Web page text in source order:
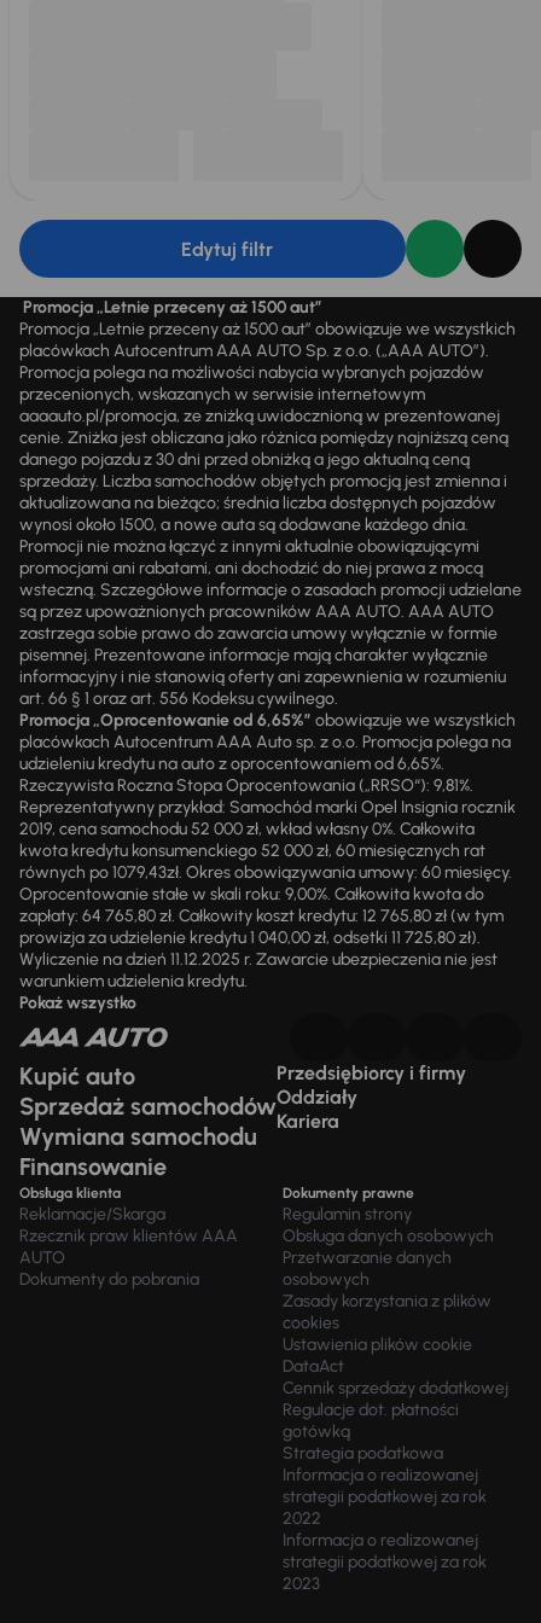
Edytuj filtr
Promocja „Letnie przeceny aż 1500 aut”
Promocja „Letnie przeceny aż 1500 aut” obowiązuje we wszystkich
placówkach Autocentrum AAA AUTO Sp. z o.o. („AAA AUTO”).
Promocja polega na możliwości nabycia wybranych pojazdów
przecenionych, wskazanych w serwisie internetowym
aaaauto.pl/promocja, ze zniżką uwidocznioną w prezentowanej
cenie. Zniżka jest obliczana jako różnica pomiędzy najniższą ceną
danego pojazdu z 30 dni przed obniżką a jego aktualną ceną
sprzedaży. Liczba samochodów objętych promocją jest zmienna i
aktualizowana na bieżąco; średnia liczba dostępnych pojazdów
wynosi około 1500, a nowe auta są dodawane każdego dnia.
Promocji nie można łączyć z innymi aktualnie obowiązującymi
promocjami ani rabatami, ani dochodzić do niej prawa z mocą
wsteczną. Szczegółowe informacje o zasadach promocji udzielane
są przez upoważnionych pracowników AAA AUTO. AAA AUTO
zastrzega sobie prawo do zawarcia umowy wyłącznie w formie
pisemnej. Prezentowane informacje mają charakter wyłącznie
informacyjny i nie stanowią oferty ani zapewnienia w rozumieniu
art. 66 § 1 oraz art. 556 Kodeksu cywilnego.
Promocja „Oprocentowanie od 6,65%” obowiązuje we wszystkich
placówkach Autocentrum AAA Auto sp. z o.o. Promocja polega na
udzieleniu kredytu na auto z oprocentowaniem od 6,65%.
Rzeczywista Roczna Stopa Oprocentowania („RRSO“): 9,81%.
Reprezentatywny przykład: Samochód marki Opel Insignia rocznik
2019, cena samochodu 52 000 zł, wkład własny 0%. Całkowita
kwota kredytu konsumenckiego 52 000 zł, 60 miesięcznych rat
równych po 1079,43zł. Okres obowiązywania umowy: 60 miesięcy.
Oprocentowanie stałe w skali roku: 9,00%. Całkowita kwota do
zapłaty: 64 765,80 zł. Całkowity koszt kredytu: 12 765,80 zł (w tym
prowizja za udzielenie kredytu 1 040,00 zł, odsetki 11 725,80 zł).
Wyliczenie na dzień 11.12.2025 r. Zawarcie ubezpieczenia nie jest
warunkiem udzielenia kredytu.
Pokaż wszystko
Kupić auto
Sprzedaż samochodów
Wymiana samochodu
Finansowanie
Przedsiębiorcy i firmy
Oddziały
Kariera
Obsługa klienta
Reklamacje/Skarga
Rzecznik praw klientów AAA
AUTO
Dokumenty do pobrania
Dokumenty prawne
Regulamin strony
Obsługa danych osobowych
Przetwarzanie danych
osobowych
Zasady korzystania z plików
cookies
Ustawienia plików cookie
DataAct
Cennik sprzedaży dodatkowej
Regulacje dot. płatności
gotówką
Strategia podatkowa
Informacja o realizowanej
strategii podatkowej za rok
2022
Informacja o realizowanej
strategii podatkowej za rok
2023